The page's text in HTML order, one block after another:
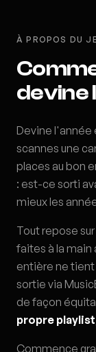
À PROPOS DU
devine
Devine l'année
scannes une
places au bon
: est-ce sorti
mieux les
Tout repose
faites à la main
entière ne tient
sortie via
de façon
propre playlist
Commence